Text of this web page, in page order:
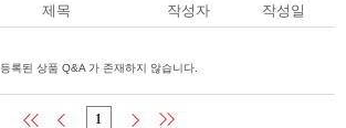
제목 작성자 작성일
등록된 상품 Q&A 가 존재하지 않습니다.
1